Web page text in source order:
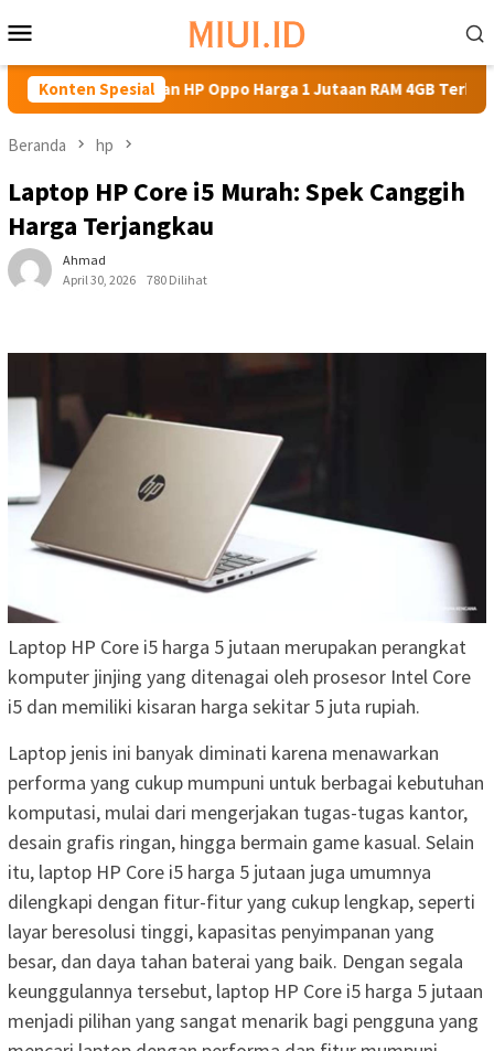
ke
kontenMobile
Konten Spesial
Dapatkan HP Oppo Harga 1 Jutaan RAM 4GB Terbaik untuk
Beranda hp
Laptop HP Core i5 Murah: Spek Canggih
Harga Terjangkau
Ahmad
April 30, 2026
780 Dilihat
Laptop HP Core i5 harga 5 jutaan merupakan perangkat
komputer jinjing yang ditenagai oleh prosesor Intel Core
i5 dan memiliki kisaran harga sekitar 5 juta rupiah.
Laptop jenis ini banyak diminati karena menawarkan
performa yang cukup mumpuni untuk berbagai kebutuhan
komputasi, mulai dari mengerjakan tugas-tugas kantor,
desain grafis ringan, hingga bermain game kasual. Selain
itu, laptop HP Core i5 harga 5 jutaan juga umumnya
dilengkapi dengan fitur-fitur yang cukup lengkap, seperti
layar beresolusi tinggi, kapasitas penyimpanan yang
besar, dan daya tahan baterai yang baik. Dengan segala
keunggulannya tersebut, laptop HP Core i5 harga 5 jutaan
menjadi pilihan yang sangat menarik bagi pengguna yang